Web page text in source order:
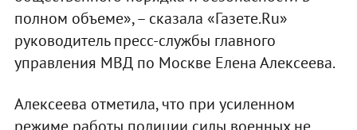
полном объеме», – сказала «Газете.Ru»
руководитель пресс-службы главного
управления МВД по Москве Елена Алексеева.
Алексеева отметила, что при усиленном